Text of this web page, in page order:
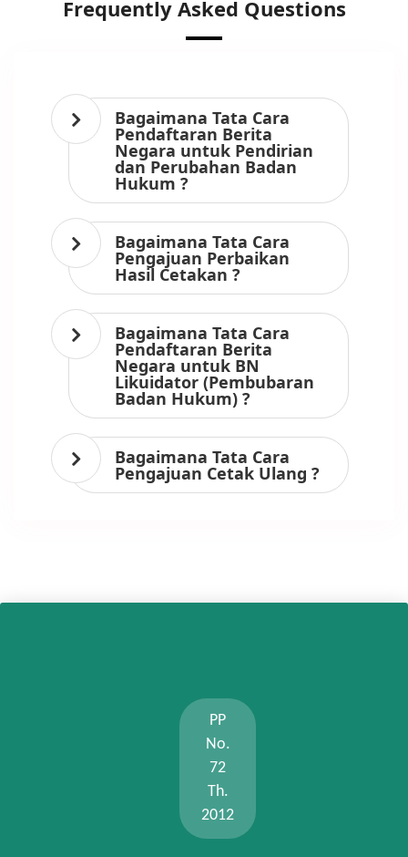
Frequently Asked Questions
Bagaimana Tata Cara
Pendaftaran Berita
Negara untuk Pendirian
dan Perubahan Badan
Hukum ?
Bagaimana Tata Cara
Pengajuan Perbaikan
Hasil Cetakan ?
Bagaimana Tata Cara
Pendaftaran Berita
Negara untuk BN
Likuidator (Pembubaran
Badan Hukum) ?
Bagaimana Tata Cara
Pengajuan Cetak Ulang ?
PP
No.
72
Th.
2012